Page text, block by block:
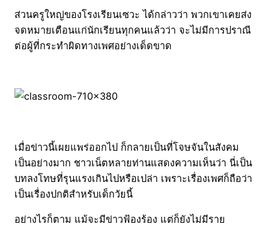
ส่วนครูใหญ่ของโรงเรียนเซวะ ได้กล่าวว่า พวกเขาเคยส่ง
จดหมายเตือนแก่นักเรียนทุกคนแล้วว่า จะไม่มีการปราณี
ต่อผู้ที่กระทำผิดทางเพศอย่างเด็ดขาด
เมื่อข่าวนี้เผยแพร่ออกไป ก็กลายเป็นที่โจษจันในสังคม
เป็นอย่างมาก ชาวเน็ตหลายท่านแสดงความเห็นว่า นี่เป็น
บทลงโทษที่รุนแรงเกินไปหรือเปล่า เพราะเรื่องเพศก็ถือว่า
เป็นเรื่องปกติสำหรับเด็กวัยนี้
อย่างไรก็ตาม แม้จะมีข่าวฟ้องร้อง แต่ก็ยังไม่มีราย